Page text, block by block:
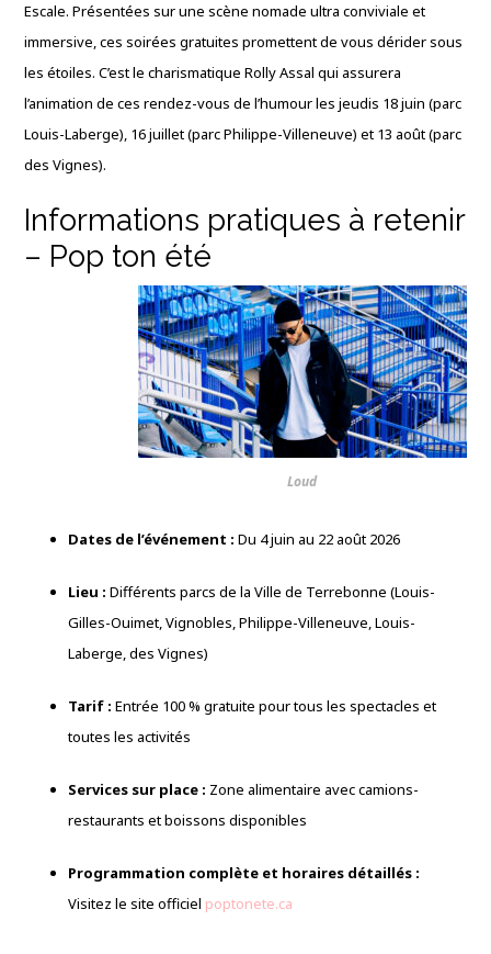
Escale. Présentées sur une scène nomade ultra conviviale et
immersive, ces soirées gratuites promettent de vous dérider sous
les étoiles. C’est le charismatique Rolly Assal qui assurera
l’animation de ces rendez-vous de l’humour les jeudis 18 juin (parc
Louis-Laberge), 16 juillet (parc Philippe-Villeneuve) et 13 août (parc
des Vignes).
Informations pratiques à retenir
– Pop ton été
Loud
Dates de l’événement : Du 4 juin au 22 août 2026
Lieu : Différents parcs de la Ville de Terrebonne (Louis-
Gilles-Ouimet, Vignobles, Philippe-Villeneuve, Louis-
Laberge, des Vignes)
Tarif : Entrée 100 % gratuite pour tous les spectacles et
toutes les activités
Services sur place : Zone alimentaire avec camions-
restaurants et boissons disponibles
Programmation complète et horaires détaillés :
Visitez le site officiel poptonete.ca